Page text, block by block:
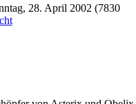
28. April 2002 (7830